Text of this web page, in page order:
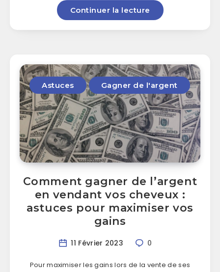
Continuer la lecture
Astuces Gagner de l'argent
Comment gagner de l’argent
en vendant vos cheveux :
astuces pour maximiser vos
gains
11 Février 2023 0
Pour maximiser les gains lors de la vente de ses